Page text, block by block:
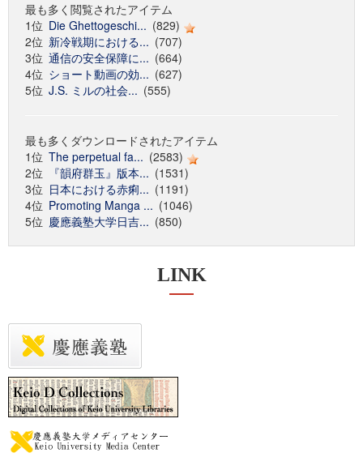
最も多く閲覧されたアイテム
1位 Die Ghettogeschi... (829)
2位 新冷戦期における... (707)
3位 通信の安全保障に... (664)
4位 ショート動画の効... (627)
5位 J.S. ミルの社会... (555)
最も多くダウンロードされたアイテム
1位 The perpetual fa... (2583)
2位
『韻府群玉』版本... (1531)
3位 日本における赤痢... (1191)
4位 Promoting Manga ... (1046)
5位 慶應義塾大学日吉... (850)
LINK